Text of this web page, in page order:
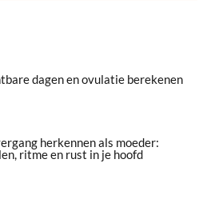
dagen en ovulatie berekenen
herkennen als moeder:
ritme en rust in je hoofd